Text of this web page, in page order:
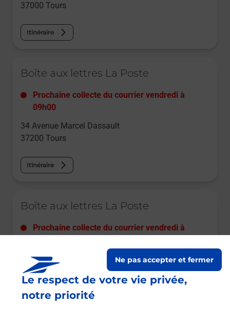
Le respect de votre vie privée,
notre priorité
Ne pas accepter et fermer
37000 Tours
Itinéraire
Boîte aux lettres La Poste
Prochaine collecte du courrier vendredi à
09h00
34 Avenue Marcel Dassault
37200 Tours
Itinéraire
Boîte aux lettres La Poste
Prochaine collecte du courrier vendredi à
8 Place Jean Jaures
37000 Tours
Itinéraire